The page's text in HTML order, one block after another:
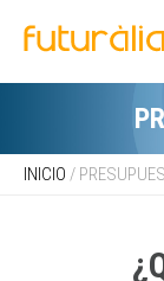
INICIO /